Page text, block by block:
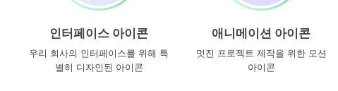
인터페이스 아이콘
우리 회사의 인터페이스를 위해 특
별히 디자인된 아이콘
애니메이션 아이콘
멋진 프로젝트 제작을 위한 모션
아이콘